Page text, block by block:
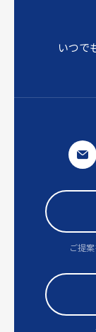
いつで
ご提